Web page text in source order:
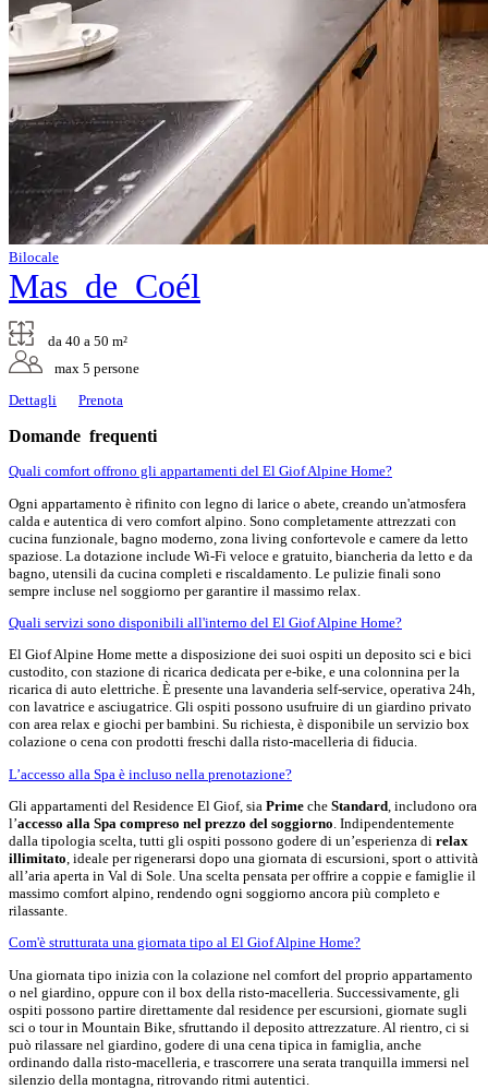
Bilocale
Mas de Coél
da 40 a 50 m²
max 5 persone
Dettagli
Prenota
Domande frequenti
Quali comfort offrono gli appartamenti del El Giof Alpine Home?
Ogni appartamento è rifinito con legno di larice o abete, creando un'atmosfera
calda e autentica di vero comfort alpino. Sono completamente attrezzati con
cucina funzionale, bagno moderno, zona living confortevole e camere da letto
spaziose. La dotazione include Wi-Fi veloce e gratuito, biancheria da letto e da
bagno, utensili da cucina completi e riscaldamento. Le pulizie finali sono
sempre incluse nel soggiorno per garantire il massimo relax.
Quali servizi sono disponibili all'interno del El Giof Alpine Home?
El Giof Alpine Home mette a disposizione dei suoi ospiti un deposito sci e bici
custodito, con stazione di ricarica dedicata per e-bike, e una colonnina per la
ricarica di auto elettriche. È presente una lavanderia self-service, operativa 24h,
con lavatrice e asciugatrice. Gli ospiti possono usufruire di un giardino privato
con area relax e giochi per bambini. Su richiesta, è disponibile un servizio box
colazione o cena con prodotti freschi dalla risto-macelleria di fiducia.
L’accesso alla Spa è incluso nella prenotazione?
Gli appartamenti del Residence El Giof, sia Prime che Standard, includono ora
l’accesso alla Spa compreso nel prezzo del soggiorno. Indipendentemente
dalla tipologia scelta, tutti gli ospiti possono godere di un’esperienza di relax
illimitato, ideale per rigenerarsi dopo una giornata di escursioni, sport o attività
all’aria aperta in Val di Sole. Una scelta pensata per offrire a coppie e famiglie il
massimo comfort alpino, rendendo ogni soggiorno ancora più completo e
rilassante.
Com'è strutturata una giornata tipo al El Giof Alpine Home?
Una giornata tipo inizia con la colazione nel comfort del proprio appartamento
o nel giardino, oppure con il box della risto-macelleria. Successivamente, gli
ospiti possono partire direttamente dal residence per escursioni, giornate sugli
sci o tour in Mountain Bike, sfruttando il deposito attrezzature. Al rientro, ci si
può rilassare nel giardino, godere di una cena tipica in famiglia, anche
ordinando dalla risto-macelleria, e trascorrere una serata tranquilla immersi nel
silenzio della montagna, ritrovando ritmi autentici.